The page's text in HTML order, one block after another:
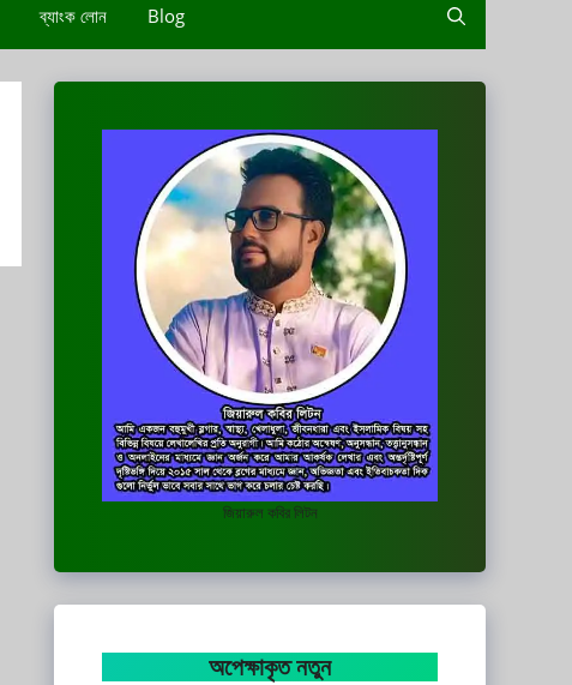
ব্যাংক লোন Blog
জিয়ারুল কবির লিটন
অপেক্ষাকৃত নতুন